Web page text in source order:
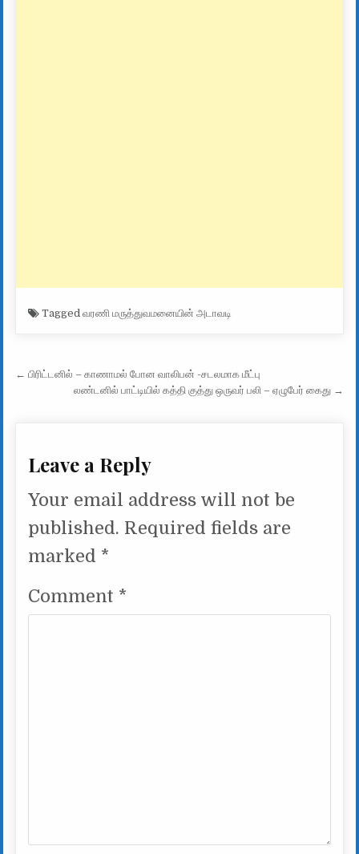
Taggedவரணி மருத்துவமனையின் அடாவடி
Post navigation
← பிரிட்டனில் – காணாமல் போன வாலிபன் -சடலமாக மீட்பு
லண்டனில் பாட்டியில் கத்தி குத்து ஒருவர் பலி – ஏழுபேர் கைது →
Leave a Reply
Your email address will not be
published. Required fields are
marked *
Comment *